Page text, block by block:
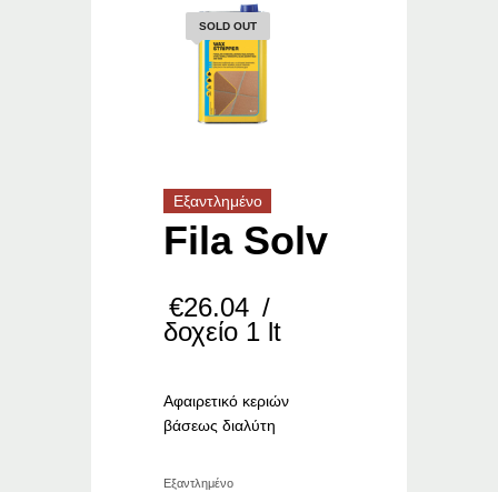
SOLD OUT
Εξαντλημένο
Fila Solv
€26.04 /
δοχείο 1 lt
Αφαιρετικό κεριών
βάσεως διαλύτη
Εξαντλημένο